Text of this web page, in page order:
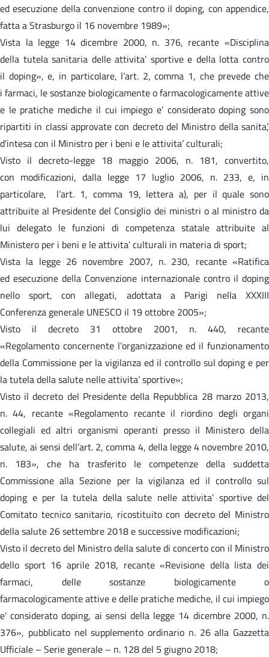
ed esecuzione della convenzione contro il doping, con appendice,
fatta a Strasburgo il 16 novembre 1989»;
Vista la legge 14 dicembre 2000, n. 376, recante «Disciplina
della tutela sanitaria delle attivita’ sportive e della lotta contro
il doping», e, in particolare, l’art. 2, comma 1, che prevede che
i farmaci, le sostanze biologicamente o farmacologicamente attive
e le pratiche mediche il cui impiego e’ considerato doping sono
ripartiti in classi approvate con decreto del Ministro della sanita’,
d’intesa con il Ministro per i beni e le attivita’ culturali;
Visto il decreto-legge 18 maggio 2006, n. 181, convertito,
con modificazioni, dalla legge 17 luglio 2006, n. 233, e, in
particolare, l’art. 1, comma 19, lettera a), per il quale sono
attribuite al Presidente del Consiglio dei ministri o al ministro da
lui delegato le funzioni di competenza statale attribuite al
Ministero per i beni e le attivita’ culturali in materia di sport;
Vista la legge 26 novembre 2007, n. 230, recante «Ratifica
ed esecuzione della Convenzione internazionale contro il doping
nello sport, con allegati, adottata a Parigi nella XXXIII
Conferenza generale UNESCO il 19 ottobre 2005»;
Visto il decreto 31 ottobre 2001, n. 440, recante
«Regolamento concernente l’organizzazione ed il funzionamento
della Commissione per la vigilanza ed il controllo sul doping e per
la tutela della salute nelle attivita’ sportive»;
Visto il decreto del Presidente della Repubblica 28 marzo 2013,
n. 44, recante «Regolamento recante il riordino degli organi
collegiali ed altri organismi operanti presso il Ministero della
salute, ai sensi dell’art. 2, comma 4, della legge 4 novembre 2010,
n. 183», che ha trasferito le competenze della suddetta
Commissione alla Sezione per la vigilanza ed il controllo sul
doping e per la tutela della salute nelle attivita’ sportive del
Comitato tecnico sanitario, ricostituito con decreto del Ministro
della salute 26 settembre 2018 e successive modificazioni;
Visto il decreto del Ministro della salute di concerto con il Ministro
dello sport 16 aprile 2018, recante «Revisione della lista dei
farmaci, delle sostanze biologicamente o
farmacologicamente attive e delle pratiche mediche, il cui impiego
e’ considerato doping, ai sensi della legge 14 dicembre 2000, n.
376», pubblicato nel supplemento ordinario n. 26 alla Gazzetta
Ufficiale – Serie generale – n. 128 del 5 giugno 2018;